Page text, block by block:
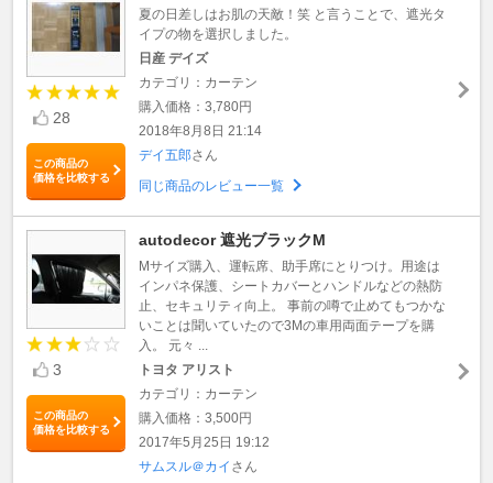
28
この商品の
価格を比較する
夏の日差しはお肌の天敵！笑 と言うことで、遮光タ
イプの物を選択しました。
日産 デイズ
カテゴリ：カーテン
購入価格：3,780円
2018年8月8日 21:14
デイ五郎さん
同じ商品のレビュー一覧
3
この商品の
価格を比較する
autodecor 遮光ブラックM
Mサイズ購入、運転席、助手席にとりつけ。用途は
インパネ保護、シートカバーとハンドルなどの熱防
止、セキュリティ向上。 事前の噂で止めてもつかな
いことは聞いていたので3Mの車用両面テープを購
入。 元々 ...
トヨタ アリスト
カテゴリ：カーテン
購入価格：3,500円
2017年5月25日 19:12
サムスル＠カイ さん